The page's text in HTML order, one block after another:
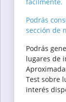
Podrás
sección de
Podrás
lugares de
Test sobre
interés